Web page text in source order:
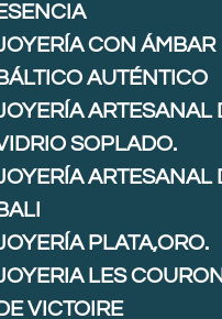
ESENCIA
CON ÁMBAR
BÁLTICO AUTÉNTICO
ARTESANAL
SOPLADO.
ARTESANAL
BALI
PLATA,ORO.
LES
DE VICTOIRE